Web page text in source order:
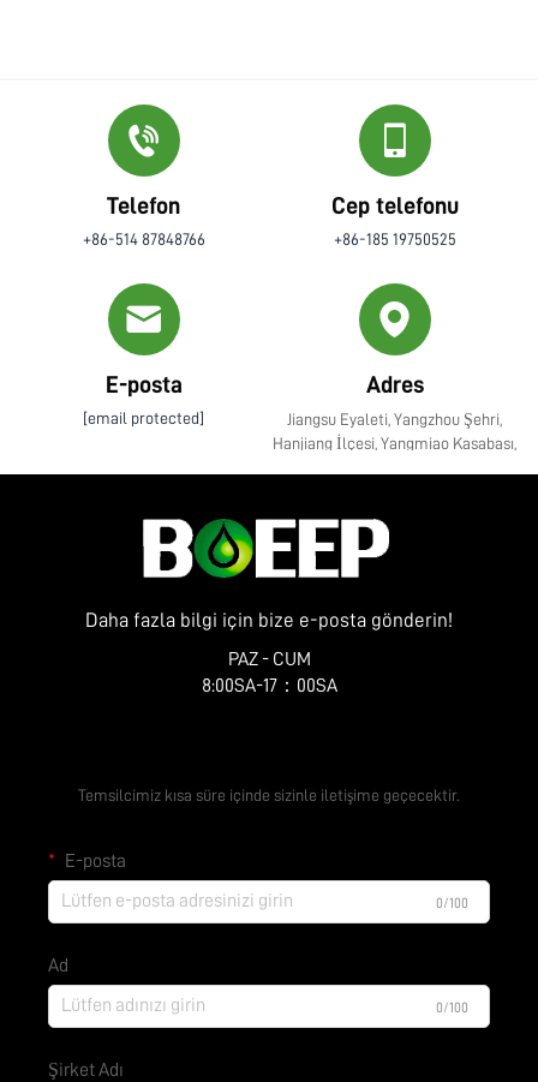
Telefon
+86-514 87848766
Cep telefonu
+86-185 19750525
E-posta
[email protected]
Adres
Jiangsu Eyaleti, Yangzhou Şehri,
Hanjiang İlçesi, Yangmiao Kasabası,
Daha fazla bilgi için bize e-posta gönderin!
PAZ - CUM
8:00SA-17：00SA
Temsilcimiz kısa süre içinde sizinle iletişime geçecektir.
E-posta
0/100
Ad
0/100
Şirket Adı